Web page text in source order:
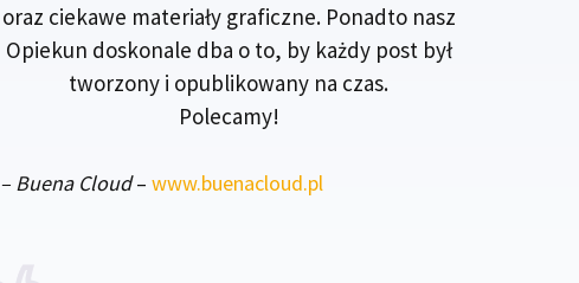
oraz ciekawe materiały graficzne. Ponadto nasz
Opiekun doskonale dba o to, by każdy post był
tworzony i opublikowany na czas.
Polecamy!
– Buena Cloud– www.buenacloud.pl